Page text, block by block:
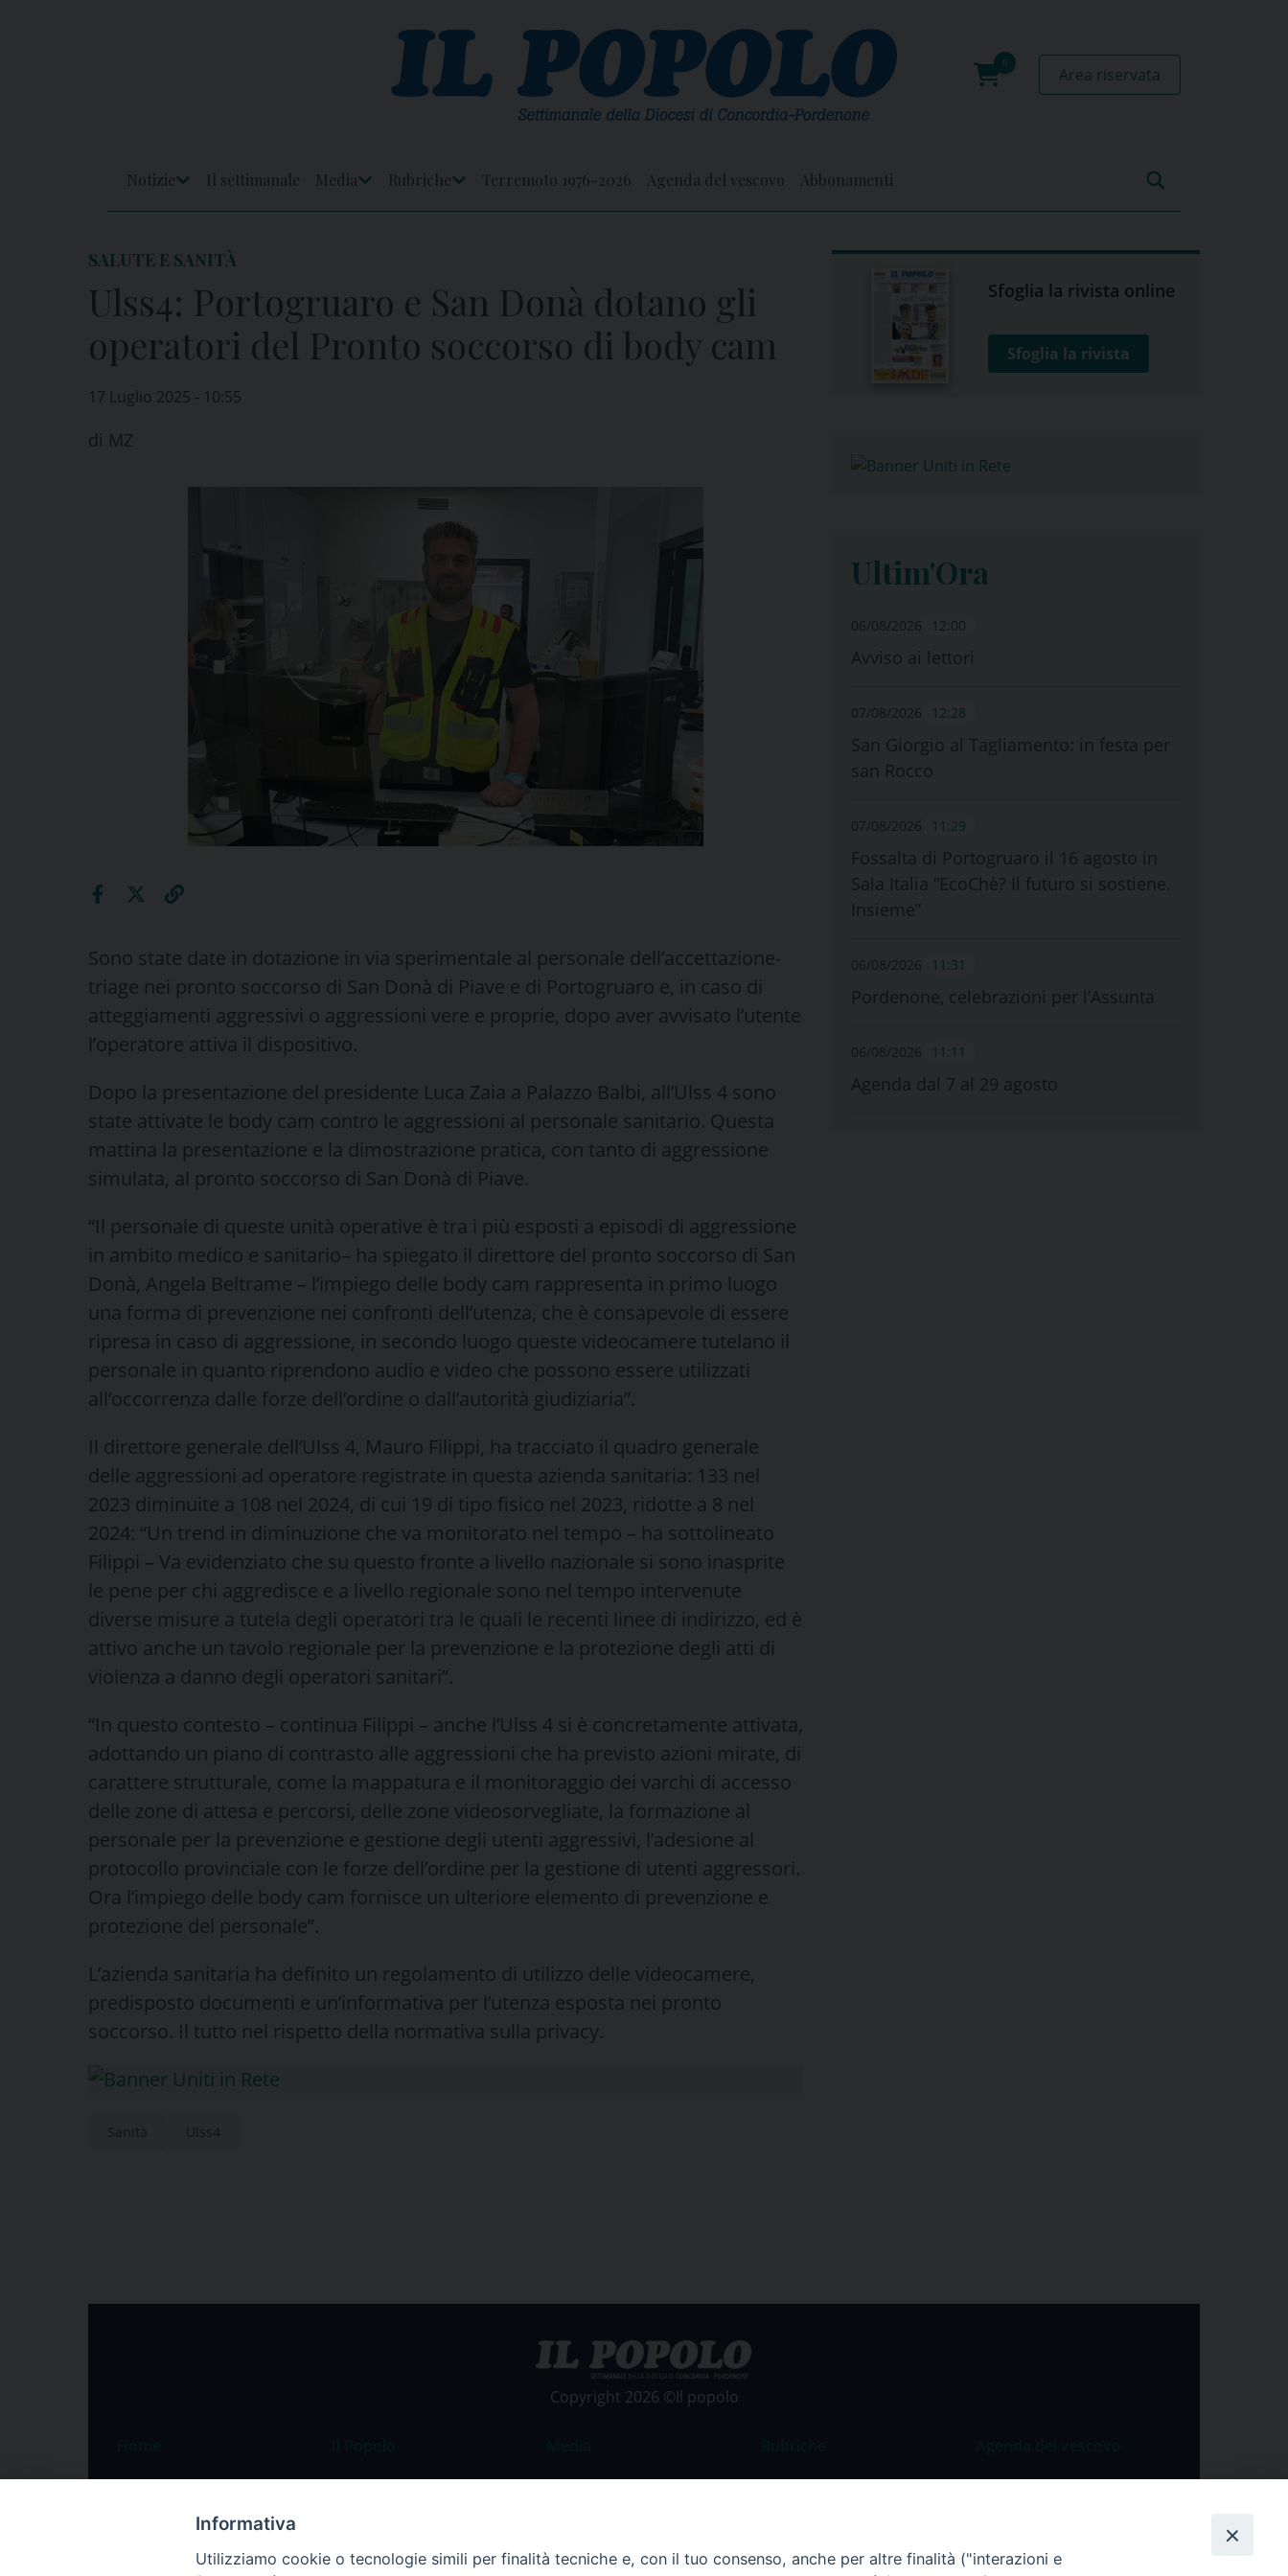
0
Area riservata
Notizie
Il settimanale
Media
Rubriche
Terremoto 1976-2026 Agenda del vescovo Abbonamenti
SALUTE E SANITÀ
Ulss4: Portogruaro e San Donà dotano gli
operatori del Pronto soccorso di body cam
17 Luglio 2025 - 10:55
di MZ
Sono state date in dotazione in via sperimentale al personale dell’accettazione-
triage nei pronto soccorso di San Donà di Piave e di Portogruaro e, in caso di
atteggiamenti aggressivi o aggressioni vere e proprie, dopo aver avvisato l’utente
l’operatore attiva il dispositivo.
Dopo la presentazione del presidente Luca Zaia a Palazzo Balbi, all’Ulss 4 sono
state attivate le body cam contro le aggressioni al personale sanitario. Questa
mattina la presentazione e la dimostrazione pratica, con tanto di aggressione
simulata, al pronto soccorso di San Donà di Piave.
“Il personale di queste unità operative è tra i più esposti a episodi di aggressione
in ambito medico e sanitario– ha spiegato il direttore del pronto soccorso di San
Donà, Angela Beltrame – l’impiego delle body cam rappresenta in primo luogo
una forma di prevenzione nei confronti dell’utenza, che è consapevole di essere
ripresa in caso di aggressione, in secondo luogo queste videocamere tutelano il
personale in quanto riprendono audio e video che possono essere utilizzati
all’occorrenza dalle forze dell’ordine o dall’autorità giudiziaria”.
Il direttore generale dell’Ulss 4, Mauro Filippi, ha tracciato il quadro generale
delle aggressioni ad operatore registrate in questa azienda sanitaria: 133 nel
2023 diminuite a 108 nel 2024, di cui 19 di tipo fisico nel 2023, ridotte a 8 nel
2024: “Un trend in diminuzione che va monitorato nel tempo – ha sottolineato
Filippi – Va evidenziato che su questo fronte a livello nazionale si sono inasprite
le pene per chi aggredisce e a livello regionale sono nel tempo intervenute
diverse misure a tutela degli operatori tra le quali le recenti linee di indirizzo, ed è
attivo anche un tavolo regionale per la prevenzione e la protezione degli atti di
violenza a danno degli operatori sanitari”.
“In questo contesto – continua Filippi – anche l’Ulss 4 si è concretamente attivata,
adottando un piano di contrasto alle aggressioni che ha previsto azioni mirate, di
carattere strutturale, come la mappatura e il monitoraggio dei varchi di accesso
delle zone di attesa e percorsi, delle zone videosorvegliate, la formazione al
personale per la prevenzione e gestione degli utenti aggressivi, l’adesione al
protocollo provinciale con le forze dell’ordine per la gestione di utenti aggressori.
Ora l’impiego delle body cam fornisce un ulteriore elemento di prevenzione e
protezione del personale”.
L’azienda sanitaria ha definito un regolamento di utilizzo delle videocamere,
predisposto documenti e un’informativa per l’utenza esposta nei pronto
soccorso. Il tutto nel rispetto della normativa sulla privacy.
Sanità Ulss4
Sfoglia la rivista online
Sfoglia la rivista
Ultim'Ora
06/08/2026 12:00
Avviso ai lettori
07/08/2026 12:28
San Giorgio al Tagliamento: in festa per
san Rocco
07/08/2026 11:29
Fossalta di Portogruaro il 16 agosto in
Sala Italia “EcoChè? Il futuro si sostiene.
Insieme”
06/08/2026 11:31
Pordenone, celebrazioni per l’Assunta
06/08/2026 11:11
Agenda dal 7 al 29 agosto
Copyright 2026 ©Il popolo
Speciali
Pordenone
Portogruaro
Il settimanale
La redazione
Foto
Commento al Vangelo
Costume e Società
Agenda del vescovo
Informativa
Utilizziamo cookie o tecnologie simili per finalità tecniche e, con il tuo consenso, anche per altre finalità ("interazioni e